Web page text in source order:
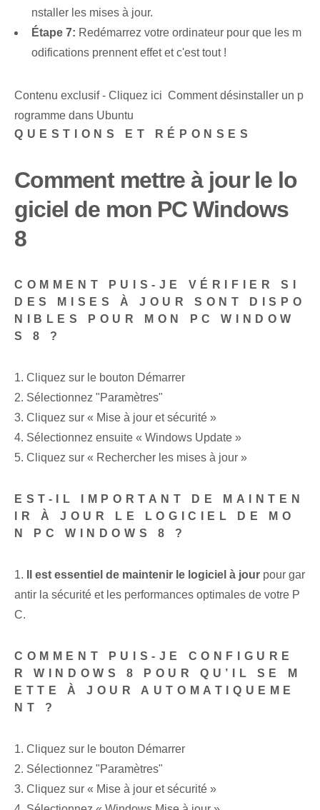
nstaller les mises à jour.
Étape 7: Redémarrez votre ordinateur pour que les m
odifications prennent effet et c'est tout !
Contenu exclusif - Cliquez ici Comment désinstaller un p
rogramme dans Ubuntu
QUESTIONS ET RÉPONSES
Comment mettre à jour le lo
giciel de mon PC Windows
8
COMMENT PUIS-JE VÉRIFIER SI
DES MISES À JOUR SONT DISPO
NIBLES POUR MON PC WINDOW
S 8 ?
1. Cliquez sur le bouton Démarrer
2. Sélectionnez "Paramètres"
3. Cliquez sur « Mise à jour et sécurité »
4. Sélectionnez ensuite « Windows Update »
5. Cliquez sur « Rechercher les mises à jour »
EST-IL IMPORTANT DE MAINTEN
IR À JOUR LE LOGICIEL DE MO
N PC WINDOWS 8 ?
1. Il est essentiel de maintenir le logiciel à jour pour gar
antir la sécurité et les performances optimales de votre P
C.
COMMENT PUIS-JE CONFIGURE
R WINDOWS 8 POUR QU’IL SE M
ETTE À JOUR AUTOMATIQUEME
NT ?
1. Cliquez sur le bouton Démarrer
2. Sélectionnez "Paramètres"
3. Cliquez sur « Mise à jour et sécurité »